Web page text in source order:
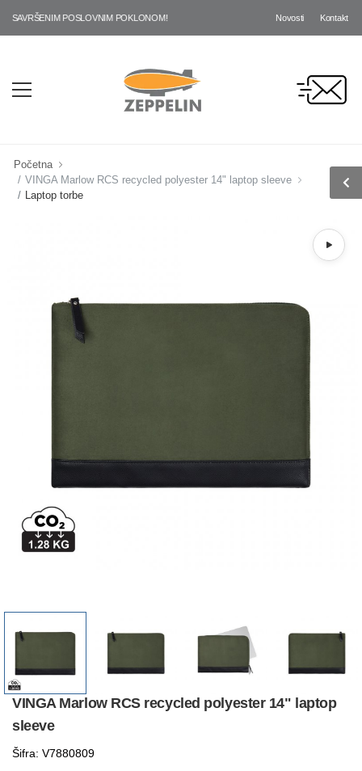
POSLOVNIM POKLONOM! Novosti Kontakt
Početna
VINGA Marlow RCS recycled polyester 14" laptop sleeve
Laptop torbe
VINGA Marlow RCS recycled polyester 14" laptop
sleeve
Šifra: V7880809